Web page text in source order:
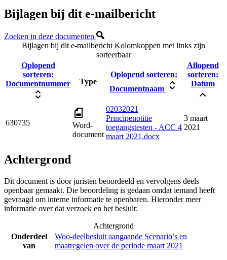
Bijlagen bij dit e-mailbericht
Zoeken in deze documenten
Bijlagen bij dit e-mailbericht Kolomkoppen met links zijn
sorteerbaar
Oplopend
sorteren:
Documentnummer
Type
Oplopend sorteren:
Documentnaam
Aflopend
sorteren:
Datum
630735
Word-
document
02032021
Principenotitie
toegangstesten - ACC 4
maart 2021.docx
3 maart
2021
Achtergrond
Dit document is door juristen beoordeeld en vervolgens deels
openbaar gemaakt. Die beoordeling is gedaan omdat iemand heeft
gevraagd om interne informatie te openbaren. Hieronder meer
informatie over dat verzoek en het besluit:
Achtergrond
Onderdeel
van
Woo-deelbesluit aangaande Scenario’s en
maatregelen over de periode maart 2021